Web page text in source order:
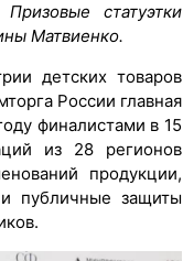
статуэтки
Матвиенко.
детских товаров
России главная
финалистами в 15
из 28 регионов
продукции,
публичные защиты